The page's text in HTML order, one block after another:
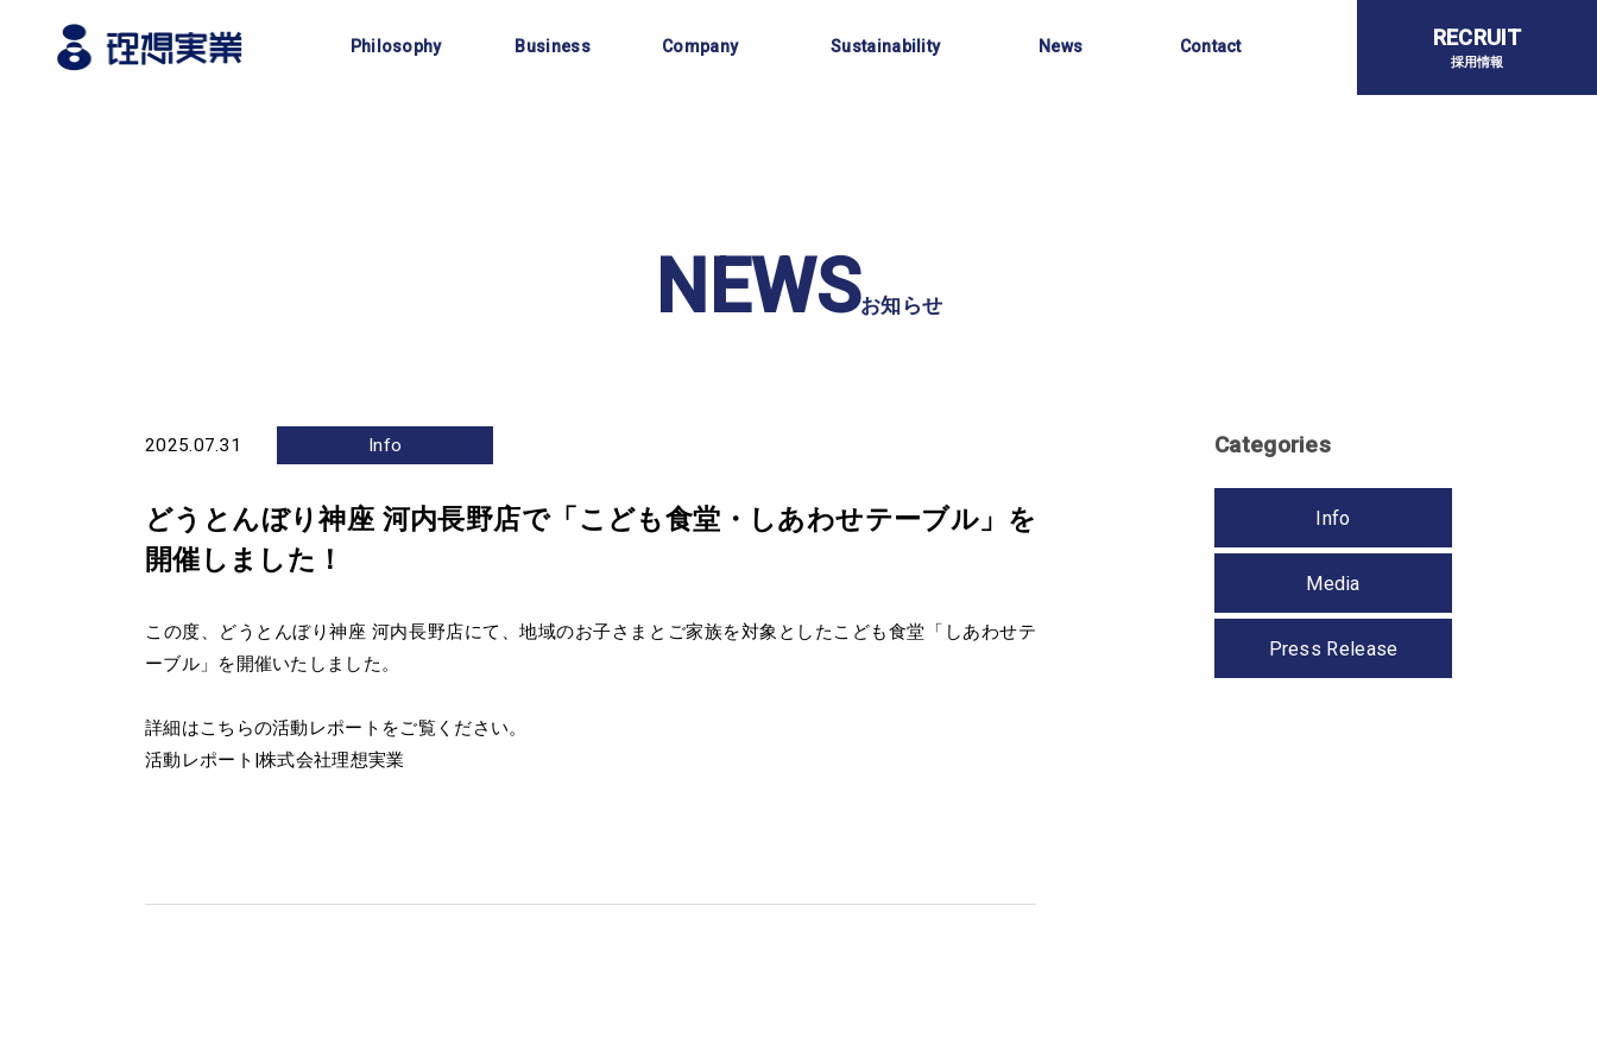
Philosophy
Business
Company
Sustainability
News
Contact
RECRUIT
採用情報
NEWSお知らせ
2025.07.31 Info
どうとんぼり神座 河内長野店で「こども食堂・しあわせテーブル」を
開催しました！
この度、どうとんぼり神座 河内長野店にて、地域のお子さまとご家族を対象としたこども食堂「しあわせテ
ーブル」を開催いたしました。
詳細はこちらの活動レポートをご覧ください。
活動レポート|株式会社理想実業
Categories
Info
Media
Press Release